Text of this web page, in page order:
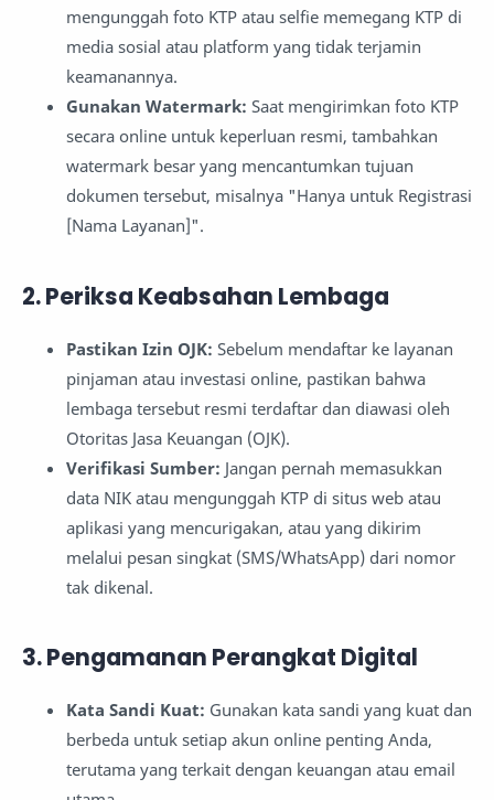
mengunggah foto KTP atau selfie memegang KTP di
media sosial atau platform yang tidak terjamin
keamanannya.
Gunakan Watermark: Saat mengirimkan foto KTP
secara online untuk keperluan resmi, tambahkan
watermark besar yang mencantumkan tujuan
dokumen tersebut, misalnya "Hanya untuk Registrasi
[Nama Layanan]".
2. Periksa Keabsahan Lembaga
Pastikan Izin OJK: Sebelum mendaftar ke layanan
pinjaman atau investasi online, pastikan bahwa
lembaga tersebut resmi terdaftar dan diawasi oleh
Otoritas Jasa Keuangan (OJK).
Verifikasi Sumber: Jangan pernah memasukkan
data NIK atau mengunggah KTP di situs web atau
aplikasi yang mencurigakan, atau yang dikirim
melalui pesan singkat (SMS/WhatsApp) dari nomor
tak dikenal.
3. Pengamanan Perangkat Digital
Kata Sandi Kuat: Gunakan kata sandi yang kuat dan
berbeda untuk setiap akun online penting Anda,
terutama yang terkait dengan keuangan atau email